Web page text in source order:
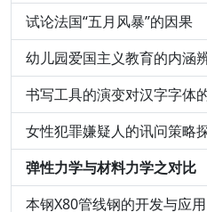
试论法国“五月风暴”的因果
幼儿园爱国主义教育的内涵
书写工具的演变对汉字字体
女性犯罪嫌疑人的讯问策略
弹性力学与材料力学之对比
本钢X80管线钢的开发与应用